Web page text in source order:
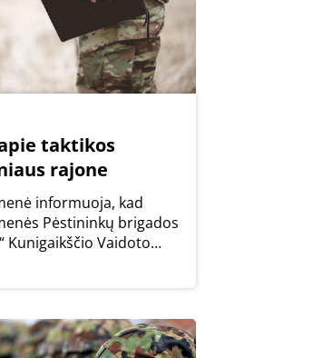
taktikos
rajone
informuoja, kad
Pėstininkų brigados
Kunigaikščio Vaidoto